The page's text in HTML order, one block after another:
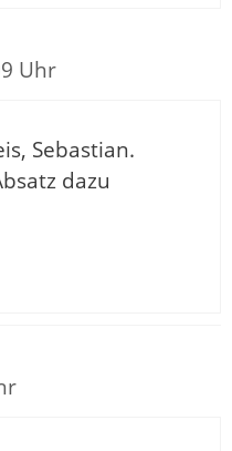
Uhr
Sebastian.
dazu